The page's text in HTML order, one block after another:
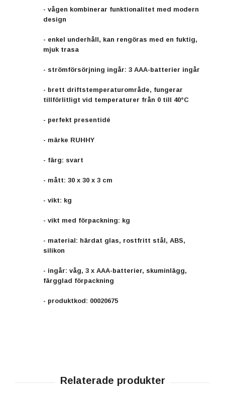
- vågen kombinerar funktionalitet med modern
design
- enkel underhåll, kan rengöras med en fuktig,
mjuk trasa
- strömförsörjning ingår: 3 AAA-batterier ingår
- brett driftstemperaturområde, fungerar
tillförlitligt vid temperaturer från 0 till 40°C
- perfekt presentidé
- märke RUHHY
- färg: svart
- mått: 30 x 30 x 3 cm
- vikt: kg
- vikt med förpackning: kg
- material: härdat glas, rostfritt stål, ABS,
silikon
- ingår: våg, 3 x AAA-batterier, skuminlägg,
färgglad förpackning
- produktkod: 00020675